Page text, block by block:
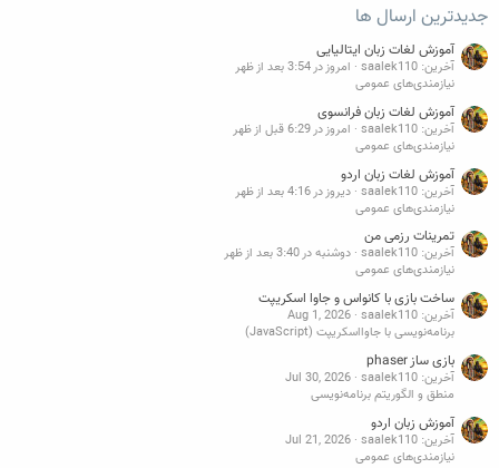
جدیدترین ارسال ها
آموزش لغات زبان ایتالیایی
آخرین: saalek110
امروز در 3:54 بعد از ظهر
نیازمندی‌های عمومی
آموزش لغات زبان فرانسوی
آخرین: saalek110
امروز در 6:29 قبل از ظهر
نیازمندی‌های عمومی
آموزش لغات زبان اردو
آخرین: saalek110
دیروز در 4:16 بعد از ظهر
نیازمندی‌های عمومی
تمرینات رزمی من
آخرین: saalek110
دوشنبه در 3:40 بعد از ظهر
نیازمندی‌های عمومی
ساخت بازی با کانواس و جاوا اسکریپت
آخرین: saalek110
Aug 1, 2026
برنامه‌نویسی با جاوااسکریپت (JavaScript)
بازی ساز phaser
آخرین: saalek110
Jul 30, 2026
منطق و الگوریتم برنامه‌نویسی
آموزش زبان اردو
آخرین: saalek110
Jul 21, 2026
نیازمندی‌های عمومی